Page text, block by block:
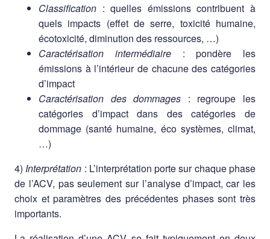
Classification : quelles émissions contribuent à
quels impacts (effet de serre, toxicité humaine,
écotoxicité, diminution des ressources, …)
Caractérisation intermédiaire: pondère les
émissions à l’intérieur de chacune des catégories
d’impact
Caractérisation des dommages : regroupe les
catégories d’impact dans des catégories de
dommage (santé humaine, éco systèmes, climat,
…)
4) Interprétation : L’interprétation porte sur chaque phase
de l’ACV, pas seulement sur l’analyse d’impact, car les
choix et paramètres des précédentes phases sont très
importants.